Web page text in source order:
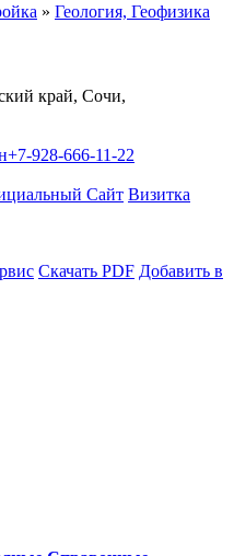
» Геология, Геофизика
край, Сочи,
+7-928-666-11-22
Сайт Визитка
Скачать PDF Добавить в